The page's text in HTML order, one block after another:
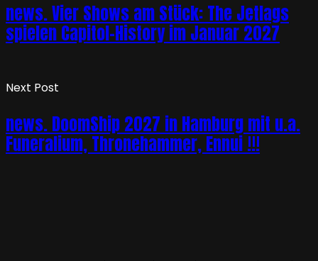
news. Vier Shows am Stück: The Jetlags
spielen Capitol-History im Januar 2027
Next Post
news. DoomShip 2027 in Hamburg mit u.a.
Funeralium, Thronehammer, Ennui !!!